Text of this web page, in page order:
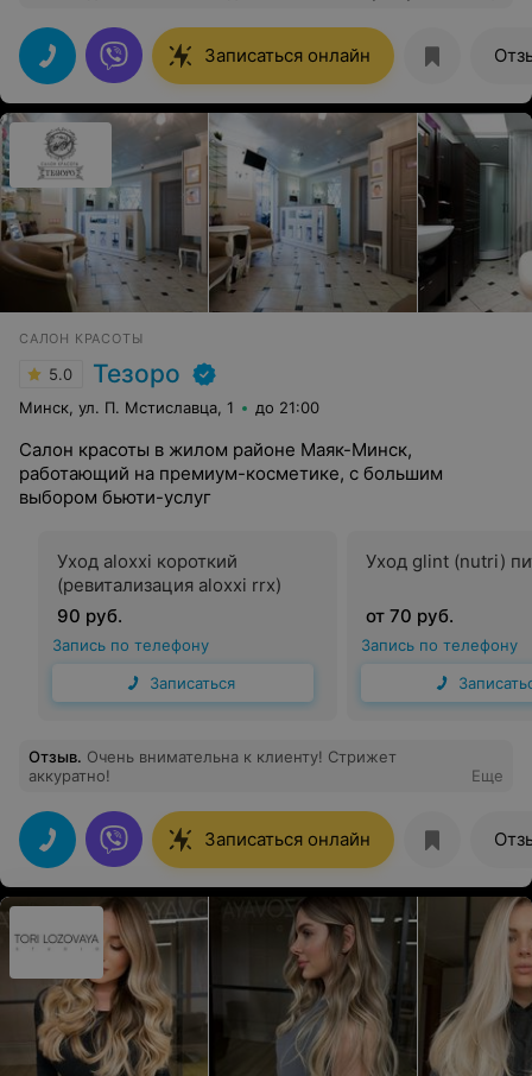
маникюр(( Но Елена все сделала на высшем уровне,
очень аккуратно!! РекомендуюЗаписаться онлайн
САЛОН КРАСОТЫ
5.0 Тезоро
Минск, ул. П. Мстиславца, 1 до 21:00
Салон красоты в жилом районе Маяк-Минск,
работающий на премиум-косметике, с большим
выбором бьюти-услуг
Уход aloxxi короткий
(ревитализация aloxxi rrx)
90 руб.
Запись по телефону
Записаться
Уход glint (nutri)
от 70 руб.
Запись по телефону
Отзыв. Очень внимательна к клиенту! Стрижет
аккуратно!
Еще
Записаться онлайн